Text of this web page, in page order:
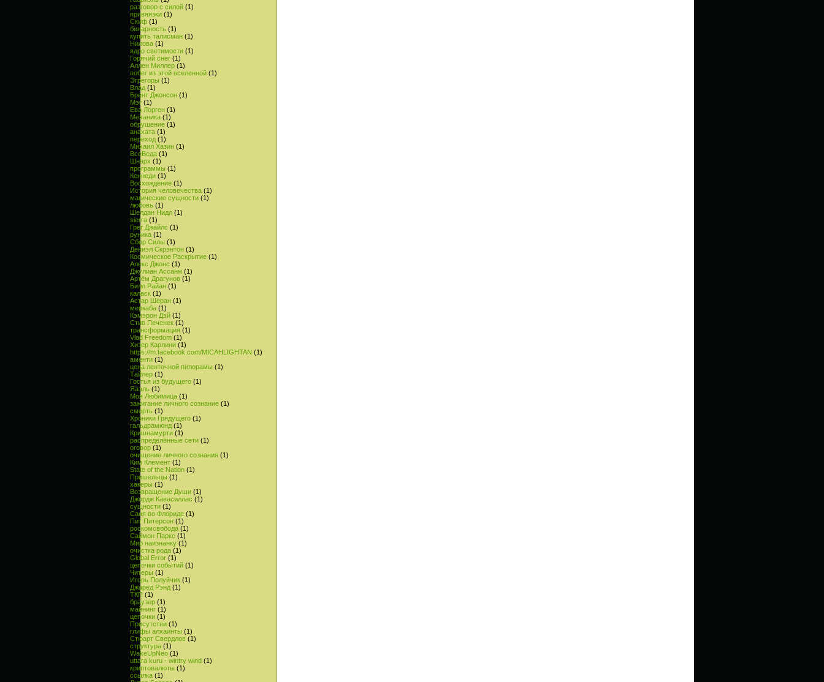
разговор с силой (1)
привяязки (1)
Скиф (1)
бинарность (1)
купить талисман (1)
Нилова (1)
ядро светимости (1)
Горячий снег (1)
Аллен Миллер (1)
побег из этой вселенной (1)
Эгрегоры (1)
Влад (1)
Брент Джонсон (1)
Мэг (1)
Ева Лорген (1)
Механика (1)
обрушение (1)
анахата (1)
переход (1)
Михаил Хазин (1)
ВсеВеда (1)
Шнарх (1)
программы (1)
Кеннеди (1)
Восхождение (1)
История человечества (1)
магические сущности (1)
любовь (1)
Шелдан Нидл (1)
sierra (1)
Грег Джайлс (1)
руника (1)
Сбор Силы (1)
Дениэл Скрэнтон (1)
Космическое Раскрытие (1)
Алекс Джонс (1)
Джулиан Ассанж (1)
Артём Драгунов (1)
Билл Райан (1)
каласк (1)
Астар Шеран (1)
меркаба (1)
Кэмэрон Дэй (1)
Стив Печенек (1)
трансформация (1)
Vlad Freedom (1)
Хизер Карлини (1)
https://m.facebook.com/MICAHLIGHTAN (1)
аменти (1)
цена ленточной пилорамы (1)
Тайлер (1)
Гостья из будущего (1)
Яаэль (1)
Моя Любимица (1)
зажигание личного сознание (1)
смерть (1)
Хроники Грядущего (1)
гальдрамюнд (1)
Кришнамурти (1)
распределённые сети (1)
оговор (1)
очищение личного сознания (1)
Ким Клемент (1)
State of the Nation (1)
Пришельцы (1)
хакеры (1)
Возвращение Души (1)
Джордж Кавасиллас (1)
сущности (1)
Саня во Флориде (1)
Пит Питерсон (1)
роскомсвобода (1)
Саймон Паркс (1)
Мир наизнанку (1)
очистка рода (1)
Global Error (1)
цепочки событий (1)
Читеры (1)
Игорь Полуйчик (1)
Джаред Рэнд (1)
ТКП (1)
браузер (1)
майнинг (1)
цепочки (1)
Присутстви (1)
глифы алхаинты (1)
Стюарт Свердлов (1)
структура (1)
WakeUpNeo (1)
uttara kuru - wintry wind (1)
криптовалюты (1)
ссылка (1)